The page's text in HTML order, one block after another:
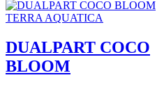
TERRA AQUATICA
DUALPART COCO
BLOOM